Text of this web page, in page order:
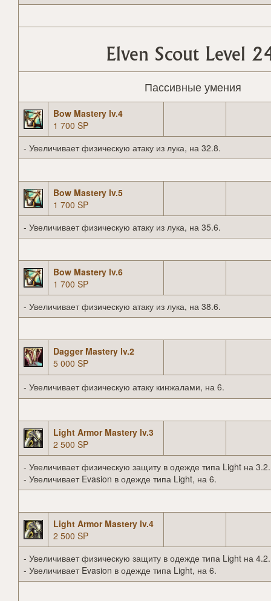
Elven Scout Level
Пассивные умения
Bow Mastery lv.4
1 700 SP
- Увеличивает физическую атаку из лука, на 32.8.
Bow Mastery lv.5
1 700 SP
- Увеличивает физическую атаку из лука, на 35.6.
Bow Mastery lv.6
1 700 SP
- Увеличивает физическую атаку из лука, на 38.6.
Dagger Mastery lv.2
5 000 SP
- Увеличивает физическую атаку кинжалами, на 6.
Light Armor Mastery lv.3
2 500 SP
- Увеличивает физическую защиту в одежде типа Light на 3.2.
- Увеличивает Evasion в одежде типа Light, на 6.
Light Armor Mastery lv.4
2 500 SP
- Увеличивает физическую защиту в одежде типа Light на 4.2.
- Увеличивает Evasion в одежде типа Light, на 6.